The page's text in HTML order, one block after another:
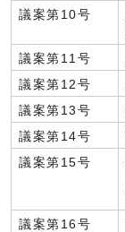
議案第10号
議案第11号
議案第12号
議案第13号
議案第14号
議案第15号
議案第16号